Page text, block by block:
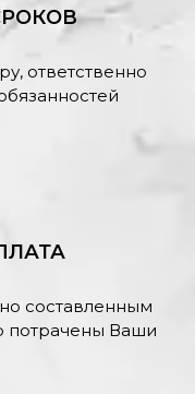
ответственно
составленным
потрачены Ваши